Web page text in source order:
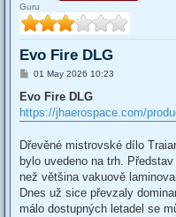
Guru
Evo Fire DLG
P
s
01 May 2026 10:23
Evo Fire DLG
https://jhaerospace.com/
Dřevěné mistrovské dílo
bylo uvedeno na trh.
než většina vakuově
Dnes už sice převzaly
málo dostupných letadel se